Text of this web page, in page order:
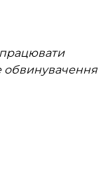
обвинувачення